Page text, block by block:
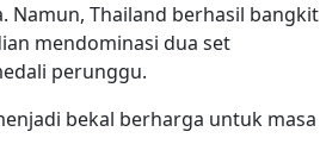
Namun, Thailand berhasil bangkit
mendominasi dua set
perunggu.
bekal berharga untuk masa